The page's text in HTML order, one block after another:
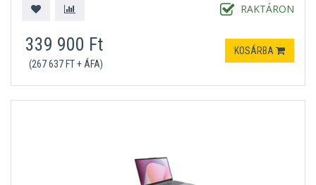
RAKTÁRON
339 900 Ft
(267 637 FT + ÁFA)
KOSÁRBA